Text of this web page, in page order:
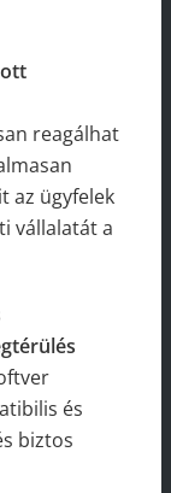
reagálhat
az ügyfelek
vállalatát a
és
biztos